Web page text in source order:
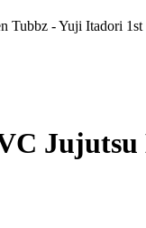
Tubbz - Yuji Itadori